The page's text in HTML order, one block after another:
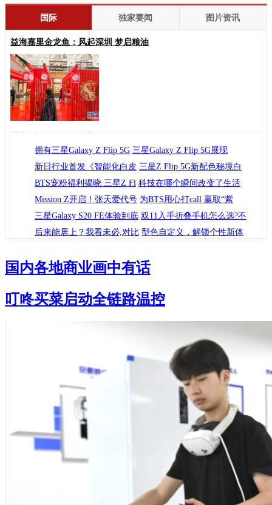
国际 独家要闻 图片资讯
益海嘉里金龙鱼：风起深圳 梦启粮油
中国春节
三星Z Fold2国内亮相,开合之间
益海嘉里金龙鱼：风起深圳 梦启
各厂商大佬直播狂送福利，宁美
拥有三星Galaxy Z Flip 5G 三星Galaxy Z Flip 5G展现
新日行业首发《智能化白皮 三星Z Flip 5G新配色秘境白
BTS宠粉福利揭晓 三星Z Fl 科技在哪个瞬间改变了生活
Mission Z开启！张天爱代号 为BTS用心打call 赢取“紫
三星Galaxy S20 FE体验到底 双11入手折叠手机怎么选?不
后来能居上？我看未必,对比 型色自定义，解锁个性新体
国内各地商业画中有话
叮咚买菜启动全链路温控